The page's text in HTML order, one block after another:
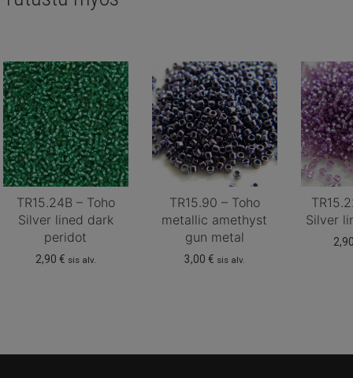
TR15.24B – Toho
Silver lined dark
peridot
2,90 € sis alv.
TR15.90 – Toho
metallic amethyst
gun metal
3,00 € sis alv.
Silver